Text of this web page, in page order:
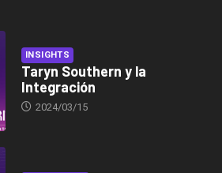
INSIGHTS
Taryn Southern y la
Integración
2024/03/15